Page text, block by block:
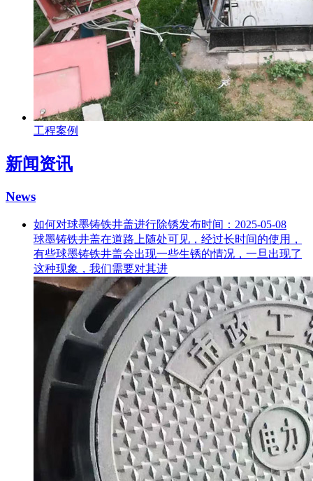
工程案例
新闻资讯
News
如何对球墨铸铁井盖进行除锈发布时间：2025-05-08
球墨铸铁井盖在道路上随处可见，经过长时间的使用，
有些球墨铸铁井盖会出现一些生锈的情况，一旦出现了
这种现象，我们需要对其进